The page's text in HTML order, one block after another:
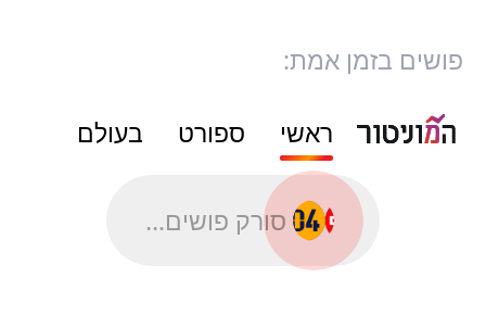
פושים בזמן אמת:
ראשי ספורט בעולם
סורק פושים...